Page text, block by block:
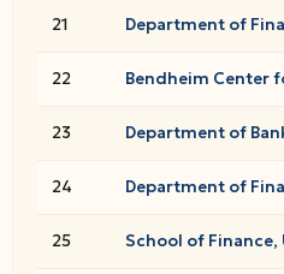
21 Department of
22 Bendheim Center
23 Department of
24 Department of
25 School of Finance,